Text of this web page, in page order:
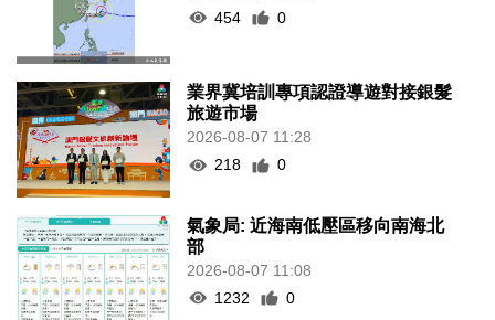
454
0
業界冀培訓專項認證導遊對接銀髮
旅遊市場
2026-08-07 11:28
218
0
氣象局: 近海南低壓區移向南海北
部
2026-08-07 11:08
1232
0